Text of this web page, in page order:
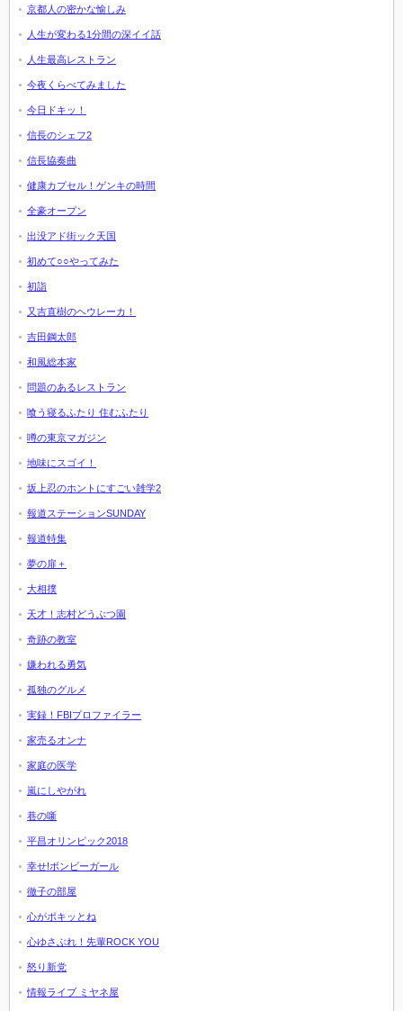
京都人の密かな愉しみ
人生が変わる1分間の深イイ話
人生最高レストラン
今夜くらべてみました
今日ドキッ！
信長のシェフ2
信長協奏曲
健康カプセル！ゲンキの時間
全豪オープン
出没アド街ック天国
初めて○○やってみた
初詣
又吉直樹のヘウレーカ！
吉田鋼太郎
和風総本家
問題のあるレストラン
喰う寝るふたり 住むふたり
噂の東京マガジン
地味にスゴイ！
坂上忍のホントにすごい雑学2
報道ステーションSUNDAY
報道特集
夢の扉＋
大相撲
天才！志村どうぶつ園
奇跡の教室
嫌われる勇気
孤独のグルメ
実録！FBIプロファイラー
家売るオンナ
家庭の医学
嵐にしやがれ
巷の噺
平昌オリンピック2018
幸せ!ボンビーガール
徹子の部屋
心がポキッとね
心ゆさぶれ！先輩ROCK YOU
怒り新党
情報ライブ ミヤネ屋